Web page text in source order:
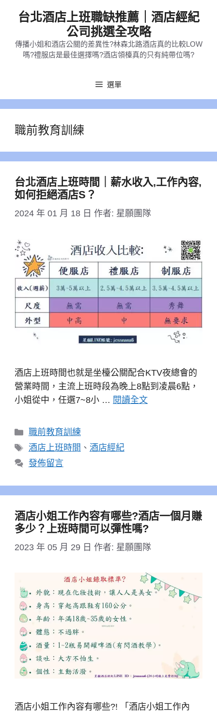
台北酒店上班職缺推薦｜酒店經紀
公司挑選全攻略
傳播小姐和酒店公關的差異性?林森北路酒店真的比較LOW
嗎?禮服店是最佳選擇嗎?酒店領檯真的只有純帶位嗎?
選單
職前教育訓練
台北酒店上班時間｜薪水收入,工作內容,
如何拒絕酒店S？
2024 年 01 月 18 日 作者: 星願團隊
酒店上班時間也就是坐檯公關配合KTV夜總會的
營業時間，主流上班時段為晚上8點到凌晨6點，
小姐從中，任選7~8小 … 閱讀全文
分
類
職前教育訓練
標
籤
酒店上班時間 、 酒店經紀
發佈留言
酒店小姐工作內容有哪些?酒店一個月賺
多少？上班時間可以彈性嗎?
2023 年 05 月 29 日 作者: 星願團隊
酒店小姐工作內容有哪些?! 「酒店小姐工作內